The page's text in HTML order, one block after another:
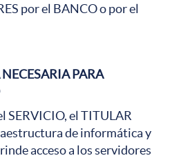
por el BANCO o por el
PARA
SERVICIO, el TITULAR
de informática y
acceso a los servidores